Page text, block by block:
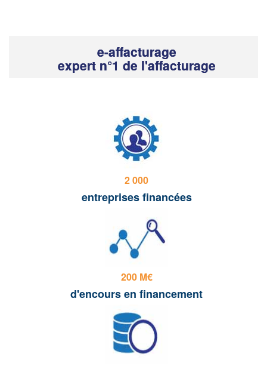
e-affacturage
expert n°1 de l'affacturage
2 000
entreprises financées
200 M€
d'encours en financement